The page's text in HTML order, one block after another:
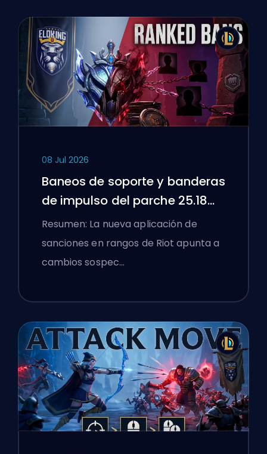
08 Jul 2026
Baneos de soporte y banderas
de impulso del parche 25.18
de League of Legends
Resumen: La nueva aplicación de
sanciones en rangos de Riot apunta a
cambios sospec…